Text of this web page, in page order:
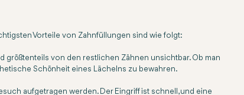
Vorteile von Zahnfüllungen sind wie folgt:
größtenteils von den restlichen Zähnen unsichtbar. Ob man
Schönheit eines Lächelns zu bewahren.
aufgetragen werden. Der Eingriff ist schnell, und eine